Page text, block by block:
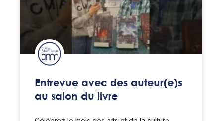
Entrevue avec des auteur(e)s
au salon du livre